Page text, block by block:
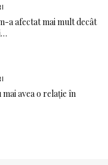
a afectat mai mult decât
avea o relație în